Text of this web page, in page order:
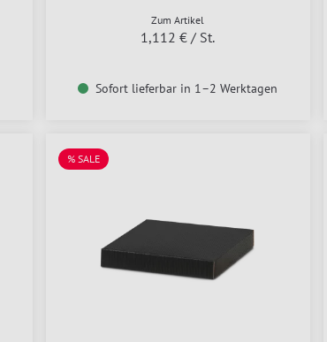
Zum Artikel
1,112 € / St.
Sofort lieferbar in 1–2 Werktagen
% SALE